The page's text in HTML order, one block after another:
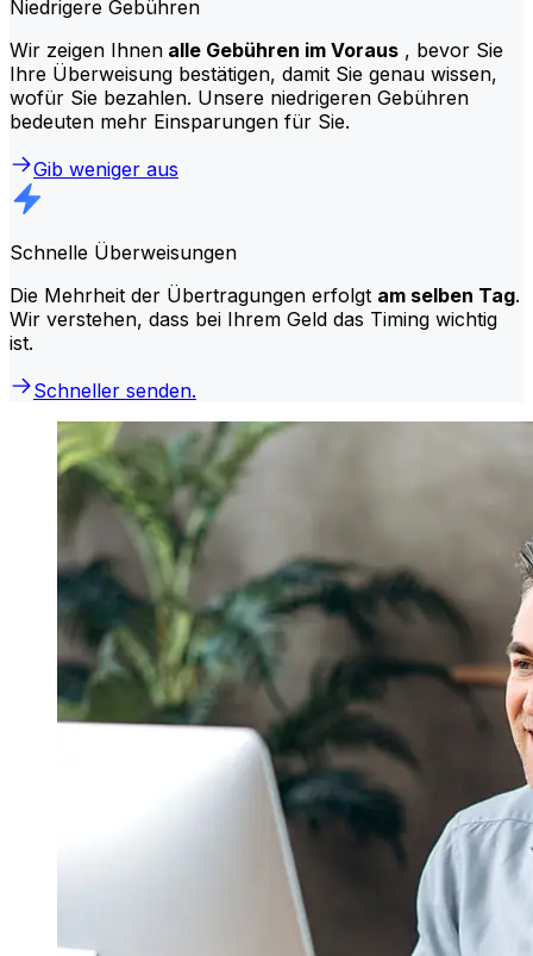
Niedrigere Gebühren
Wir zeigen Ihnen alle Gebühren im Voraus , bevor Sie
Ihre Überweisung bestätigen, damit Sie genau wissen,
wofür Sie bezahlen. Unsere niedrigeren Gebühren
bedeuten mehr Einsparungen für Sie.
Gib weniger aus
Schnelle Überweisungen
Die Mehrheit der Übertragungen erfolgt am selben Tag.
Wir verstehen, dass bei Ihrem Geld das Timing wichtig
ist.
Schneller senden.